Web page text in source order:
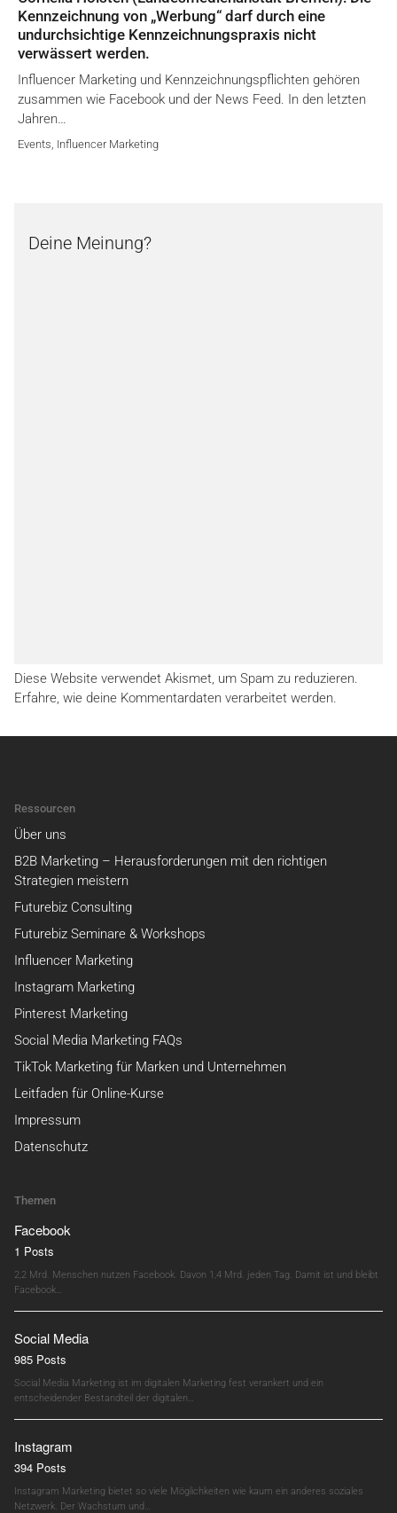
Kennzeichnung von „Werbung“ darf durch eine
undurchsichtige Kennzeichnungspraxis nicht
verwässert werden.
Influencer Marketing und Kennzeichnungspflichten gehören
zusammen wie Facebook und der News Feed. In den letzten
Jahren…
Events Influencer Marketing
Deine Meinung?
Diese Website verwendet Akismet, um Spam zu reduzieren.
Erfahre, wie deine Kommentardaten verarbeitet werden.
Ressourcen
Über uns
B2B Marketing – Herausforderungen mit den richtigen
Strategien meistern
Futurebiz Consulting
Futurebiz Seminare & Workshops
Influencer Marketing
Instagram Marketing
Pinterest Marketing
Social Media Marketing FAQs
TikTok Marketing für Marken und Unternehmen
Leitfaden für Online-Kurse
Impressum
Datenschutz
Themen
Facebook
1 Posts
2,2 Mrd. Menschen nutzen Facebook. Davon 1,4 Mrd. jeden Tag. Damit ist und bleibt
Facebook…
Social Media
985 Posts
Social Media Marketing ist im digitalen Marketing fest verankert und ein
entscheidender Bestandteil der digitalen…
Instagram
394 Posts
Instagram Marketing bietet so viele Möglichkeiten wie kaum ein anderes soziales
Netzwerk. Der Wachstum und…